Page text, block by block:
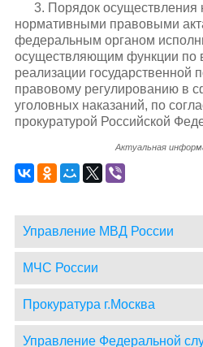
3. Порядок осуществления
нормативными правовыми
федеральным органом
осуществляющим функции по
реализации государственной
правовому регулированию в
уголовных наказаний, по
прокуратурой Российской
Актуальная
Управление МВД России
МЧС России
Прокуратура г.Москва
Управление Федеральной